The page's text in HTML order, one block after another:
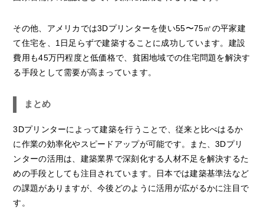
その他、アメリカでは3Dプリンターを使い55〜75㎡の平家建
て住宅を、1日足らずで建築することに成功しています。建設
費用も45万円程度と低価格で、貧困地域での住宅問題を解決す
る手段として需要が高まっています。
まとめ
3Dプリンターによって建築を行うことで、従来と比べはるか
に作業の効率化やスピードアップが可能です。また、3Dプリ
ンターの活用は、建築業界で深刻化する人材不足を解決するた
めの手段としても注目されています。日本では建築基準法など
の課題がありますが、今後どのように活用が広がるかに注目で
す。